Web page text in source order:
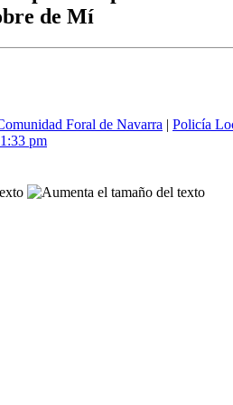
de Mí
Foral de Navarra | Policía
pm